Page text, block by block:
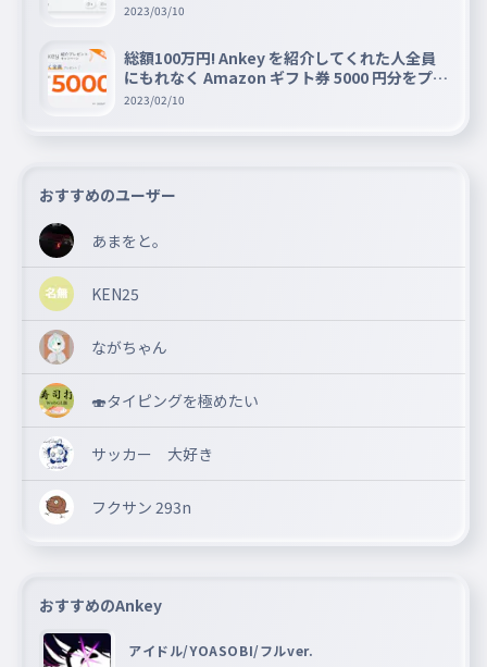
2023/03/10
総額100万円! Ankey を紹介してくれた人全員
にもれなく Amazon ギフト券 5000 円分をプレ
ゼントキャンペーン!!
2023/02/10
おすすめのユーザー
あまをと。
KEN25
ながちゃん
🍣タイピングを極めたい
サッカー 大好き
フクサン 293n
おすすめのAnkey
アイドル/YOASOBI/フルver.